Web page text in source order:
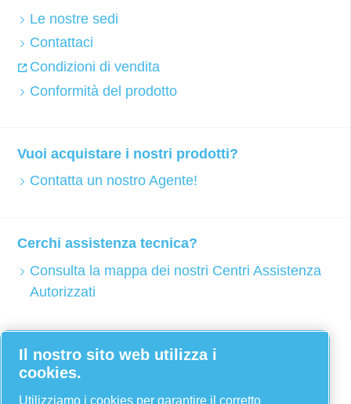
Le nostre sedi
Contattaci
Condizioni di vendita
Conformità del prodotto
Vuoi acquistare i nostri prodotti?
Contatta un nostro Agente!
Cerchi assistenza tecnica?
Consulta la mappa dei nostri Centri Assistenza
Autorizzati
Facebook
Twitter
YouTube
Il nostro sito web utilizza i
cookies.
Utilizziamo i cookies per garantire il corretto